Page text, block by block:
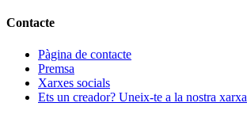
Contacte
Pàgina de contacte
Premsa
Xarxes socials
Ets un creador? Uneix-te a la nostra xarxa